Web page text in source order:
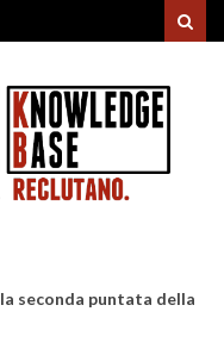
seconda puntata della